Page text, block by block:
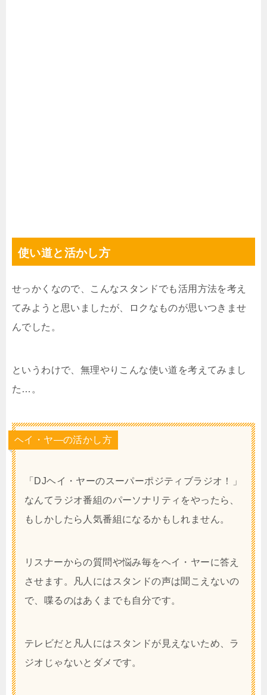
使い道と活かし方
せっかくなので、こんなスタンドでも活用方法を考え
てみようと思いましたが、ロクなものが思いつきませ
んでした。
というわけで、無理やりこんな使い道を考えてみまし
た…。
ヘイ・ヤ―の活かし方
「DJヘイ・ヤーのスーパーポジティブラジオ！」
なんてラジオ番組のパーソナリティをやったら、
もしかしたら人気番組になるかもしれません。
リスナーからの質問や悩み毎をヘイ・ヤーに答え
させます。凡人にはスタンドの声は聞こえないの
で、喋るのはあくまでも自分です。
テレビだと凡人にはスタンドが見えないため、ラ
ジオじゃないとダメです。